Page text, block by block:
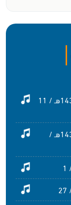
محمد صادق محمد علي / جمادى الاولى 1436هـ / 11
محمد صادق محمد علي / جمادى الاولى 1436هـ /